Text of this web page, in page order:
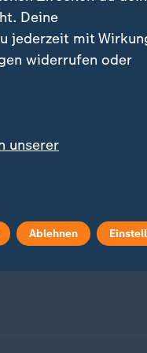
München
nach
Deine
jederzeit mit
widerrufen oder
unserer
Ablehnen